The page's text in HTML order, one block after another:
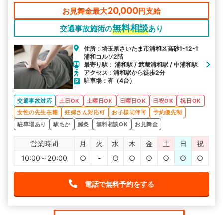
お見舞金最大20,000円支給
交通事故施術の無料相談あり
住所：埼玉県さいたま市浦和区高砂1-12-1
浦和コルソ2階
最寄り駅： 浦和駅 / 武蔵浦和駅 / 中浦和駅
アクセス：浦和駅から徒歩2分
駐車場：有（4台）
交通事故対応 土日OK 土曜日OK 日曜日OK 日祝OK
祝日OK
女性の先生在籍
妊婦さん対応可 お子様同伴可
予約優先制
駐車場あり
駅ちか 鍼灸 無料相談OK お見舞金
営業時間 月 火 水 木 金 土 日
祝
10:00～20:00
○ - ○ ○ ○ ○ ○ ○
電話で無料予約をする